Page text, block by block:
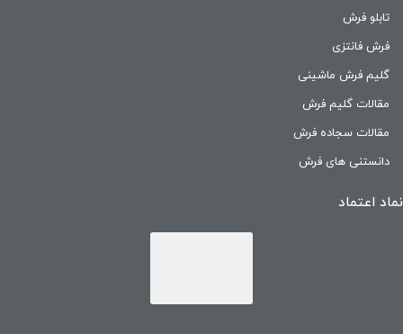
تابلو فرش
فرش فانتزی
گلیم فرش ماشینی
مقالات گلیم فرش
مقالات سجاده فرش
دانستنی های فرش
نماد اعتماد